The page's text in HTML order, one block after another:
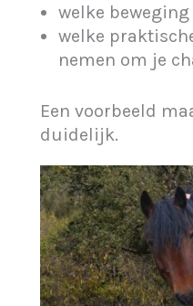
welke
welke
nemen om je
Een voorbeeld
duidelijk.